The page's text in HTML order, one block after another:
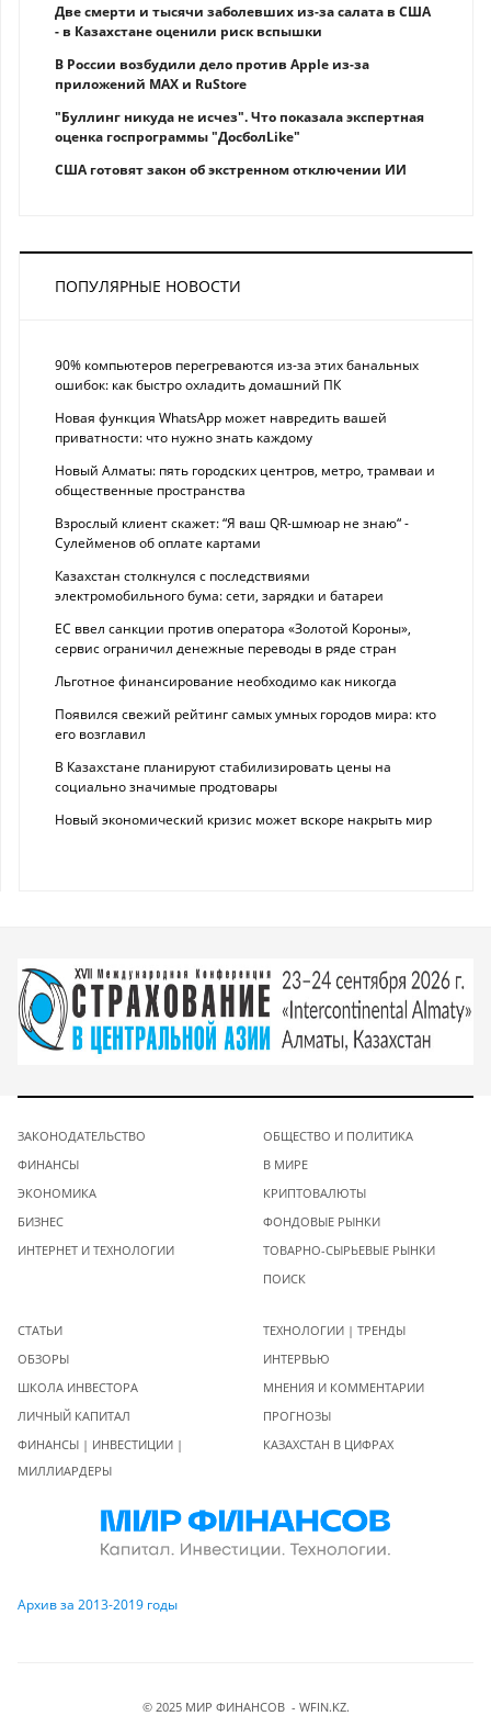
Две смерти и тысячи заболевших из-за салата в США
- в Казахстане оценили риск вспышки
В России возбудили дело против Apple из-за
приложений MAX и RuStore
"Буллинг никуда не исчез". Что показала экспертная
оценка госпрограммы "ДосболLike"
США готовят закон об экстренном отключении ИИ
ПОПУЛЯРНЫЕ НОВОСТИ
90% компьютеров перегреваются из-за этих банальных
ошибок: как быстро охладить домашний ПК
Новая функция WhatsApp может навредить вашей
приватности: что нужно знать каждому
Новый Алматы: пять городских центров, метро, трамваи и
общественные пространства
Взрослый клиент скажет: “Я ваш QR-шмюар не знаю“ -
Сулейменов об оплате картами
Казахстан столкнулся с последствиями
электромобильного бума: сети, зарядки и батареи
ЕС ввел санкции против оператора «Золотой Короны»,
сервис ограничил денежные переводы в ряде стран
Льготное финансирование необходимо как никогда
Появился свежий рейтинг самых умных городов мира: кто
его возглавил
В Казахстане планируют стабилизировать цены на
социально значимые продтовары
Новый экономический кризис может вскоре накрыть мир
ЗАКОНОДАТЕЛЬСТВО
ФИНАНСЫ
ЭКОНОМИКА
БИЗНЕС
ИНТЕРНЕТ И ТЕХНОЛОГИИ
ОБЩЕСТВО И ПОЛИТИКА
В МИРЕ
КРИПТОВАЛЮТЫ
ФОНДОВЫЕ РЫНКИ
ТОВАРНО-СЫРЬЕВЫЕ РЫНКИ
ПОИСК
СТАТЬИ
ОБЗОРЫ
ШКОЛА ИНВЕСТОРА
ЛИЧНЫЙ КАПИТАЛ
ФИНАНСЫ | ИНВЕСТИЦИИ |
МИЛЛИАРДЕРЫ
ТЕХНОЛОГИИ | ТРЕНДЫ
ИНТЕРВЬЮ
МНЕНИЯ И КОММЕНТАРИИ
ПРОГНОЗЫ
КАЗАХСТАН В ЦИФРАХ
Архив за 2013-2019 годы
© 2025 МИР ФИНАНСОВ - WFIN.KZ.